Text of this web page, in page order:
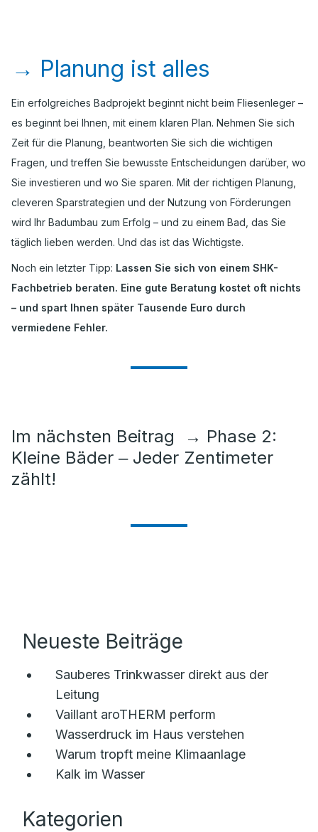
→ Planung ist alles
Ein erfolgreiches Badprojekt beginnt nicht beim Fliesenleger –
es beginnt bei Ihnen, mit einem klaren Plan. Nehmen Sie sich
Zeit für die Planung, beantworten Sie sich die wichtigen
Fragen, und treffen Sie bewusste Entscheidungen darüber, wo
Sie investieren und wo Sie sparen. Mit der richtigen Planung,
cleveren Sparstrategien und der Nutzung von Förderungen
wird Ihr Badumbau zum Erfolg – und zu einem Bad, das Sie
täglich lieben werden. Und das ist das Wichtigste.
Noch ein letzter Tipp: Lassen Sie sich von einem SHK-
Fachbetrieb beraten. Eine gute Beratung kostet oft nichts
– und spart Ihnen später Tausende Euro durch
vermiedene Fehler.
Im nächsten Beitrag → Phase 2:
Kleine Bäder ‒ Jeder Zentimeter
zählt!
Neueste Beiträge
Sauberes Trinkwasser direkt aus der
Leitung
Vaillant aroTHERM perform
Wasserdruck im Haus verstehen
Warum tropft meine Klimaanlage
Kalk im Wasser
Kategorien